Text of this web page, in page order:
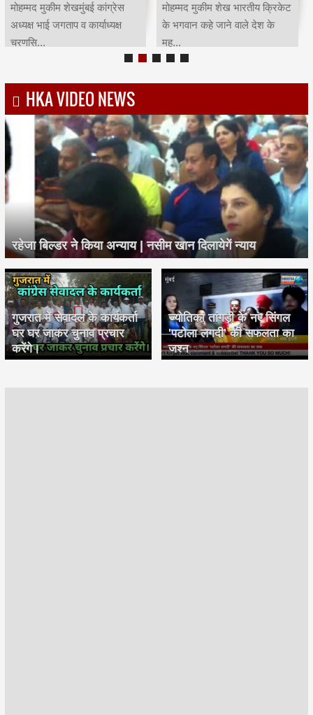
मोहम्मद मुकीम शेखमुंबई कांग्रेस
अध्यक्ष भाई जगताप व कार्याध्यक्ष
चरणसि...
मोहम्मद मुकीम शेख भारतीय क्रिकेट
के भगवान कहे जाने वाले देश के
मह...
HKA VIDEO NEWS
रहेजा बिल्डर ने किया अन्याय | नसीम खान दिलायेगें न्याय
गुजरात में सेवादल के कार्यकर्ता
घर घर जाकर चुनाव प्रचार
करेंगे।
ज्योतिका तांगड़ी के नए सिंगल
'पटोला लगदी' की सफलता का
जश्न